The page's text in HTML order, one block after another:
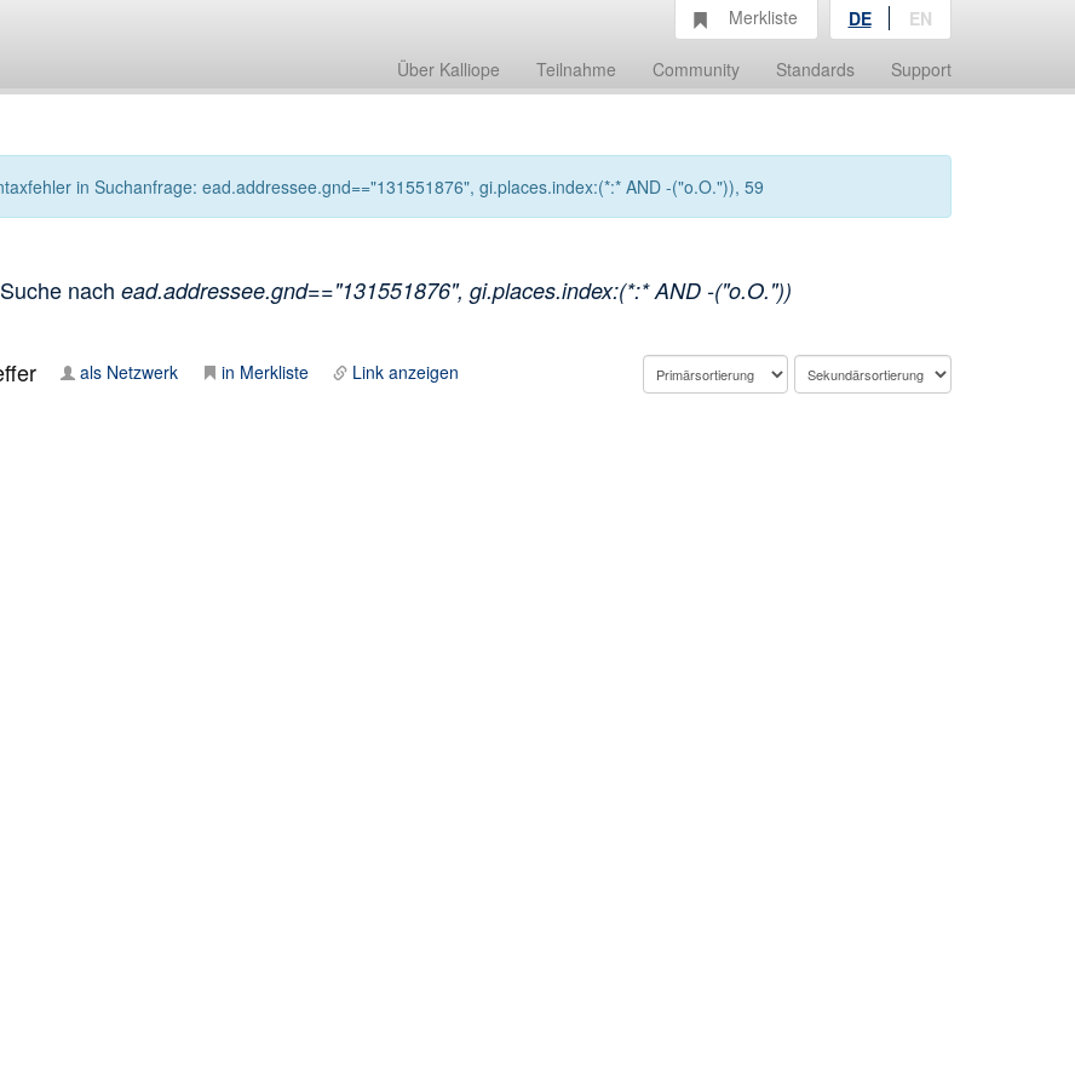
Über Kalliope Teilnahme Community Standards Support
Merkliste DE EN
in Suchanfrage: ead.addressee.gnd=="131551876", gi.places.index:(*:* AND -("o.O.")), 59
nach ead.addressee.gnd=="131551876", gi.places.index:(*:* AND -("o.O."))
als Netzwerk in Merkliste Link anzeigen